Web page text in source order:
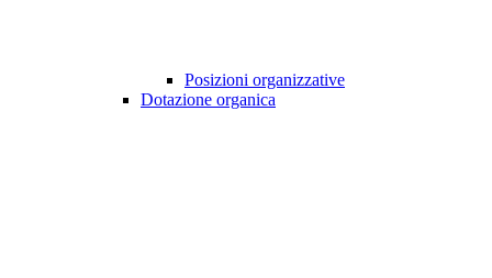
Posizioni organizzative
Dotazione organica